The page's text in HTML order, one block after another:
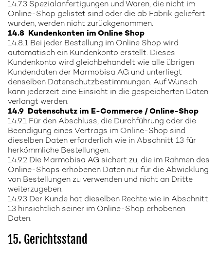
14.7.3 Spezialanfertigungen und Waren, die nicht im
Online-Shop gelistet sind oder die ab Fabrik geliefert
wurden, werden nicht zurückgenommen.
14.8 Kundenkonten im Online Shop
14.8.1 Bei jeder Bestellung im Online Shop wird
automatisch ein Kundenkonto erstellt. Dieses
Kundenkonto wird gleichbehandelt wie alle übrigen
Kundendaten der Marmobisa AG und unterliegt
denselben Datenschutzbestimmungen. Auf Wunsch
kann jederzeit eine Einsicht in die gespeicherten Daten
verlangt werden.
14.9 Datenschutz im E-Commerce / Online-Shop
14.9.1 Für den Abschluss, die Durchführung oder die
Beendigung eines Vertrags im Online-Shop sind
dieselben Daten erforderlich wie in Abschnitt 13 für
herkömmliche Bestellungen.
14.9.2 Die Marmobisa AG sichert zu, die im Rahmen des
Online-Shops erhobenen Daten nur für die Abwicklung
von Bestellungen zu verwenden und nicht an Dritte
weiterzugeben.
14.9.3 Der Kunde hat dieselben Rechte wie in Abschnitt
13 hinsichtlich seiner im Online-Shop erhobenen
Daten.
15. Gerichtsstand